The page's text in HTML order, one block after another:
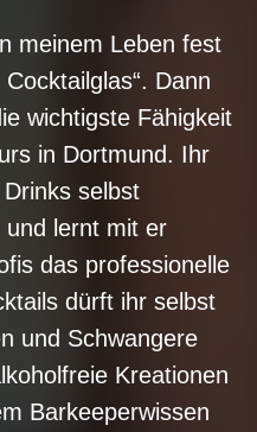
meinem Leben fest
Dann
wichtigste Fähigkeit
in Dortmund. Ihr
selbst
und lernt mit er
das professionelle
dürft ihr selbst
und Schwangere
Kreationen
Barkeeperwissen